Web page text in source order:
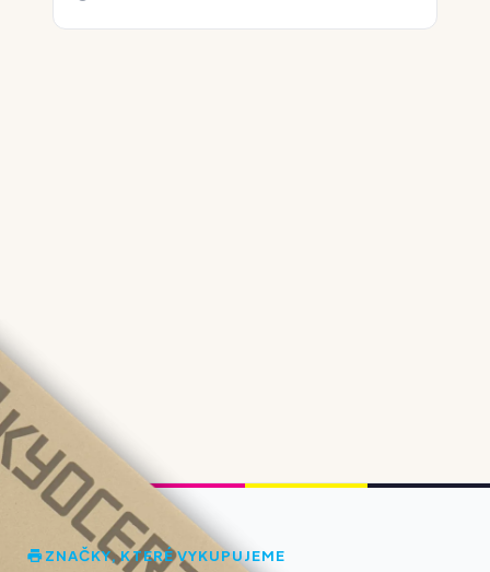
ZNAČKY, KTERÉ VYKUPUJEME